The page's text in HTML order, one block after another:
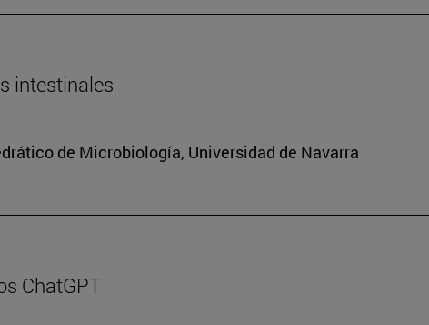
intestinales
de Microbiología, Universidad de Navarra
ChatGPT